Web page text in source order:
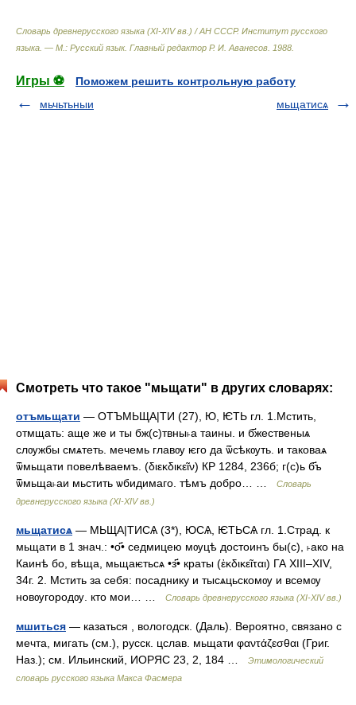
Словарь древнерусского языка (XI-XIV вв.) / АН СССР. Институт русского
языка. — М.: Русский язык. Главный редактор Р. И. Аванесов 1988
Игры ⚽
Поможем решить контрольную работу
мьчьтьныи
мьщатисѧ
Смотреть что такое "мьщати" в других словарях:
отъмьщати — ОТЪМЬЩА|ТИ (27), Ю, ѤТЬ гл. 1.Мстить,
отмщать: аще же и ты бж(с)твны˫а таины. и б҃жественыѧ
слѹжбы смѧтеть. мечемь главѹ ѥго да ѿсѣкѹть. и таковаѧ
ѿмьщати повелѣваемъ. (διεκδικεῖν) КР 1284, 236б; г(с)ь б҃ъ
ѿмьща˫аи мьстить ѡбидимаго. тѣмъ добро… …
Словарь
древнерусского языка (XI-XIV вв.)
мьщатисѧ — МЬЩА|ТИСѦ (3*), ЮСѦ, ѤТЬСѦ гл. 1.Страд. к
мьщати в 1 знач.: •о҃• седмицею мѹцѣ достоинъ бы(с), ˫ако на
Каинѣ бо, вѣща, мьщаѥтьсѧ •з҃• краты (ἐκδικεῖται) ГА XIII–XIV,
34г. 2. Мстить за себя: посаднику и тысѧцьскомѹ и всемѹ
новѹгородѹ. кто мои… …
Словарь древнерусского языка (XI-XIV вв.)
мшиться — казаться , вологодск. (Даль). Вероятно, связано с
мечта, мигать (см.), русск. цслав. мьщати φαντάζεσθαι (Григ.
Наз.); см. Ильинский, ИОРЯС 23, 2, 184 …
Этимологический
словарь русского языка Макса Фасмера